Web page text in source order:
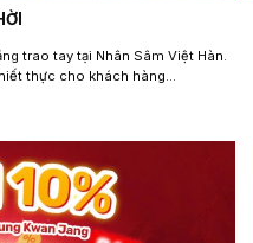
trao tay tại Nhân Sâm Việt Hàn.
thực cho khách hàng...